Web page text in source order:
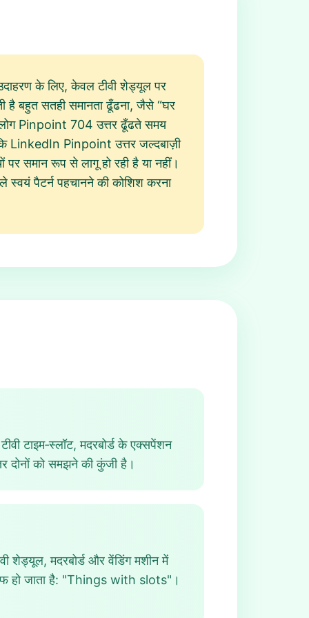
के लिए, केवल टीवी शेड्यूल पर
है बहुत सतही समानता ढूँढना, जैसे “घर
Pinpoint 704 उत्तर ढूँढते समय
LinkedIn Pinpoint उत्तर जल्दबाज़ी
समान रूप से लागू हो रही है या नहीं।
पैटर्न पहचानने की कोशिश करना
टाइम‑स्लॉट, मदरबोर्ड के एक्सपेंशन
को समझने की कुंजी है।
शेड्यूल, मदरबोर्ड और वेंडिंग मशीन में
हो जाता है: "Things with slots"।